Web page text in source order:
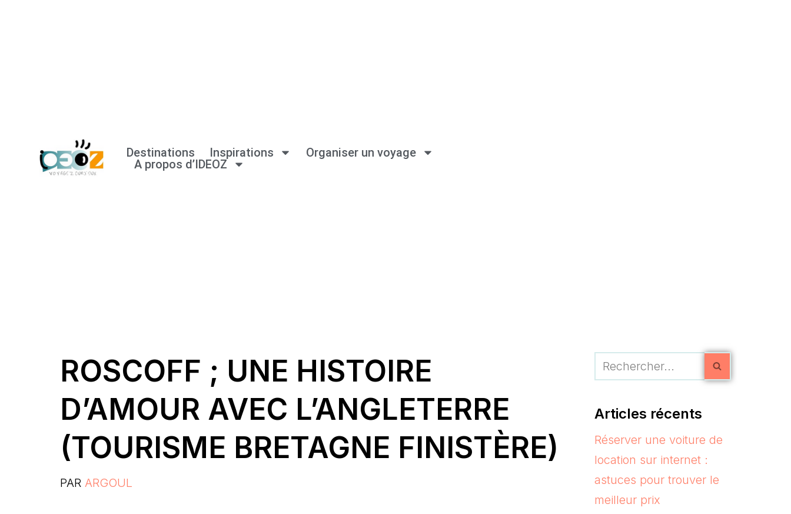
Destinations Inspirations
Organiser un voyage
A propos d’IDEOZ
ROSCOFF ; UNE HISTOIRE
D’AMOUR AVEC L’ANGLETERRE
(TOURISME BRETAGNE FINISTÈRE)
PAR ARGOUL
Articles récents
Réserver une voiture de
location sur internet :
astuces pour trouver le
meilleur prix